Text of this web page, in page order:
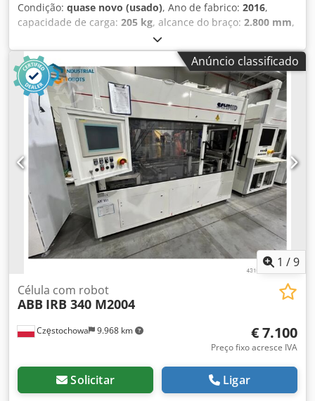
Condição: quase novo (usado), Ano de fabrico: 2016,
capacidade de carga: 205 kg, alcance do braço: 2.800 mm,
BRAÇO ROBÓTICO MARCA: ABB MODELO: IRB 6700-
205/2.80 Dkodpsztdfuofx Ap Dsr DESCRIÇÃO TÉCNICA
CAPACIDADE DE CARGA: 205 KG ALCANCE MÁXIMO: 2800
MM CONTROLE: IRC 5 Single Firmware: 6.15
Anúncio classificado
1 /9
Częstochowa 9.968 km
Célula com robot
ABB IRB 340 M2004
€ 7.100
Preço fixo acresce IVA
Solicitar Ligar